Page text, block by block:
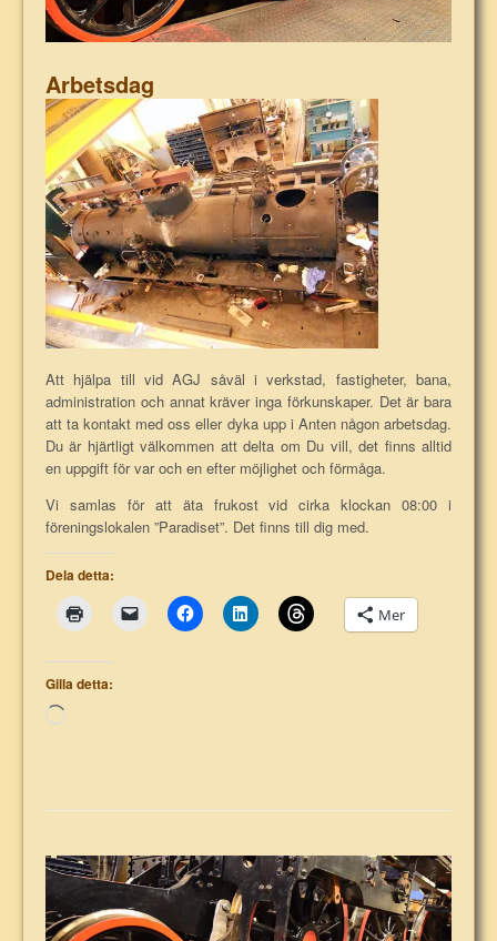
Arbetsdag
Att hjälpa till vid AGJ såväl i verkstad, fastigheter, bana,
administration och annat kräver inga förkunskaper. Det är bara
att ta kontakt med oss eller dyka upp i Anten någon arbetsdag.
Du är hjärtligt välkommen att delta om Du vill, det finns alltid
en uppgift för var och en efter möjlighet och förmåga.
Vi samlas för att äta frukost vid cirka klockan 08:00 i
föreningslokalen ”Paradiset”. Det finns till dig med.
Dela detta:
Mer
Gilla detta:
Laddar